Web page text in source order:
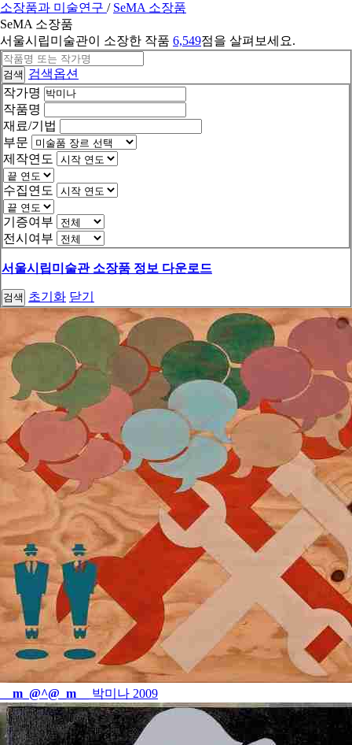
소장품과 미술연구 / SeMA 소장품
SeMA 소장품
서울시립미술관이 소장한 작품 6,549점을 살펴보세요.
검색 검색옵션
작가명
작품명
재료/기법
부문
제작연도
수집연도
기증여부
전시여부
서울시립미술관 소장품 정보 다운로드
검색 초기화 닫기
__m_@^@_m__ 박미나 2009